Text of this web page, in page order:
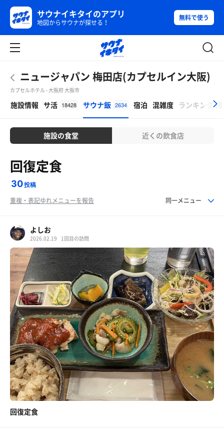
サウナイキタイのアプリ
地図からサウナが探せる！
無料で使う
ニュージャパン 梅田店(カプセルイン大阪)
カプセルホテル - 大阪府 大阪市
施設情報 サ活 18428 サウナ飯 2634 宿泊 混雑度 ランキング(
施設の食堂 近くの飲食店
回復定食
30投稿
重複・表記ゆれメニューを報告 同一メニュー
よしお
2026.02.19 1回目の訪問
回復定食